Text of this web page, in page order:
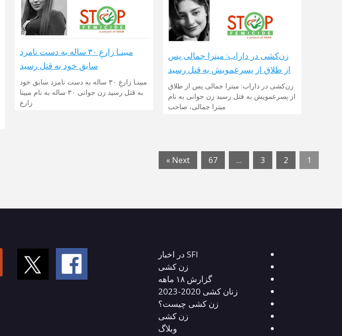
زن‌کشی در داراب: میترا جمالی پس
از طلاق از پسرعمویش به قتل رسید
زن‌کشی در داراب: میترا جمالی پس از طلاق
از پسرعمویش به قتل رسید زن جوانی به نام
میترا جمالی، صاحب
مبینـا زارعِ ۳۰ ساله به دست نامزد
سابق خود به قتل رسید
مبینـا زارعِ ۳۰ ساله به دست نامزد سابق خود
به قتل رسید زن جوانی ۳۰ ساله به نام مبینا
زارع
1
2
3
…
67
Next »
SFI در اخبار
زن کشی
گزارش ۱۸ ماهه
زنان کشی 2020-2023
زن کشی چیست؟
زن کشی
وبلاگ